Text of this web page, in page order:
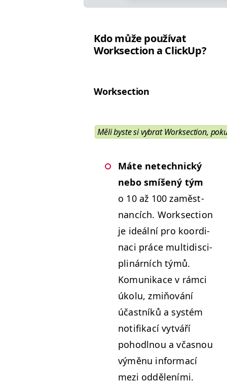
Kdo může použí­vat
Work­sec­tion a Click­Up?
Work­sec­tion
Měli byste si vybrat Work­sec­tion,
Máte netech­nický
nebo smíšený tým
o 10 až 100 zaměst­
nancích. Work­sec­tion
je ideál­ní pro koor­di­
naci práce mul­ti­dis­ci­
plinárních týmů.
Komu­nikace v rám­ci
úkolu, zmiňování
účast­níků a sys­tém
noti­fikací vytváří
pohodl­nou a včas­nou
výměnu infor­ma­cí
mezi odděleními.